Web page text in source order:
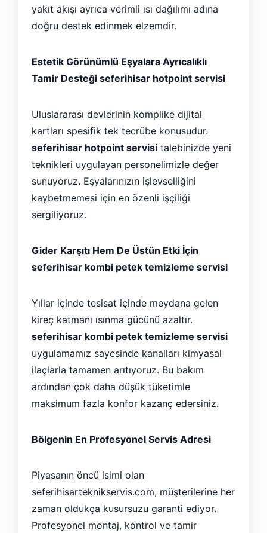
yakıt akışı ayrıca verimli ısı dağılımı adına
doğru destek edinmek elzemdir.
Estetik Görünümlü Eşyalara Ayrıcalıklı
Tamir Desteği seferihisar hotpoint servisi
Uluslararası devlerinin komplike dijital
kartları spesifik tek tecrübe konusudur.
seferihisar hotpoint servisi talebinizde yeni
teknikleri uygulayan personelimizle değer
sunuyoruz. Eşyalarınızın işlevselliğini
kaybetmemesi için en özenli işçiliği
sergiliyoruz.
Gider Karşıtı Hem De Üstün Etki İçin
seferihisar kombi petek temizleme servisi
Yıllar içinde tesisat içinde meydana gelen
kireç katmanı ısınma gücünü azaltır.
seferihisar kombi petek temizleme servisi
uygulamamız sayesinde kanalları kimyasal
ilaçlarla tamamen arıtıyoruz. Bu bakım
ardından çok daha düşük tüketimle
maksimum fazla konfor kazanç edersiniz.
Bölgenin En Profesyonel Servis Adresi
Piyasanın öncü isimi olan
seferihisarteknikservis.com, müşterilerine her
zaman oldukça kusursuzu garanti ediyor.
Profesyonel montaj, kontrol ve tamir